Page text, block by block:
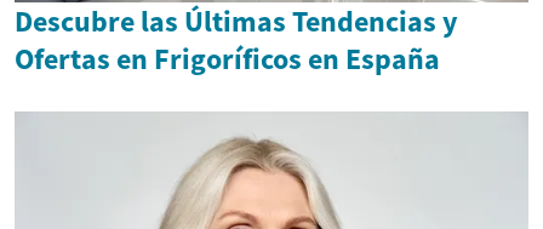
Descubre las Últimas Tendencias y
Ofertas en Frigoríficos en España